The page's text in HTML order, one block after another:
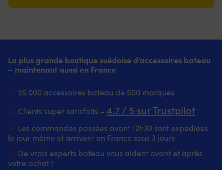
La plus grande boutique suédoise d’accessoires bateau
– maintenant aussi en France
25 000 accessoires bateau de 500 marques
Clients super satisfaits – 4.7 / 5 sur Trustpilot
Les commandes passées avant 12h30 sont expédiées
le jour même et arrivent en France sous 3 jours
De vrais experts bateau vous aident avant et après
votre achat !